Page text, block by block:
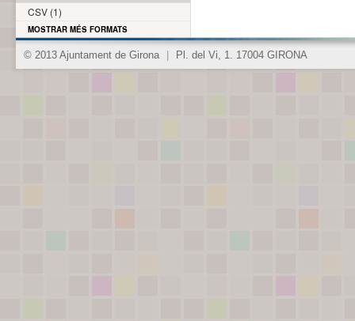
CSV (1)
MOSTRAR MÉS FORMATS
© 2013 Ajuntament de Girona Pl. del Vi, 1. 17004 GIRONA